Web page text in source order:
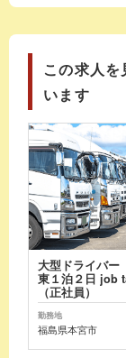
この求人
います
大型ドライバー
東１泊２日 job
（正社員）
勤務地
福島県本宮市